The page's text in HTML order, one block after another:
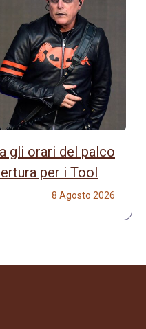
gli orari del palco
per i Tool
8 Agosto 2026